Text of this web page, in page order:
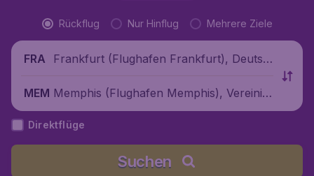
Rückflug Nur Hinflug Mehrere Ziele
FRA
Frankfurt (Flughafen Frankfurt), Deutsc
MEM Memphis (Flughafen Memphis), Vereinigt
e Staaten
Direktflüge
Suchen